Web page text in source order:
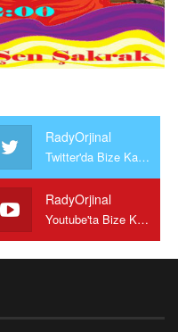
RadyOrjinal
Twitter'da Bize Katılın
RadyOrjinal
Youtube'ta Bize Katılın